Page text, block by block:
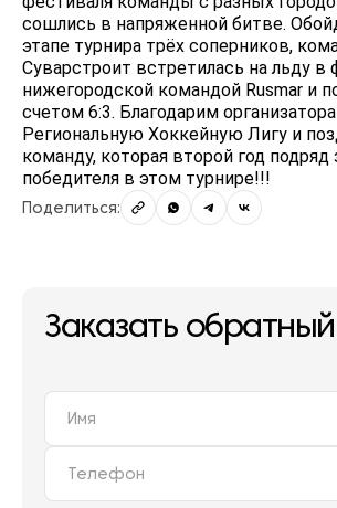
сошлись в напряженной битве.
этапе турнира трёх соперников,
Суварстроит встретилась на льду в
нижегородской командой Rusmar и
счетом 6:3. Благодарим
Региональную Хоккейную Лигу и
команду, которая второй год подряд
победителя в этом турнире!!!
Поделиться:
Заказать